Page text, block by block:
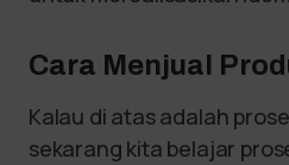
Cara Menjual
Kalau di atas adalah
sekarang kita belajar